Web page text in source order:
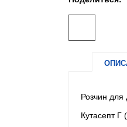
Розчин для
Кутасепт Г